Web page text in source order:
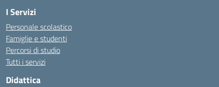
I Servizi
Personale scolastico
Famiglie e studenti
Percorsi di studio
Tutti i servizi
Didattica